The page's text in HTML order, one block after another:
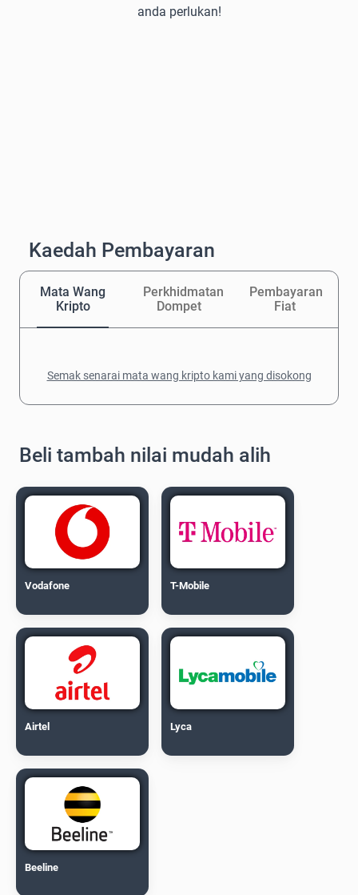
anda perlukan!
Kaedah Pembayaran
Mata Wang
Kripto
Perkhidmatan
Dompet
Pembayaran
Fiat
Semak senarai mata wang kripto kami yang disokong
Beli tambah nilai mudah alih
Vodafone T-Mobile
Airtel Lyca
Beeline